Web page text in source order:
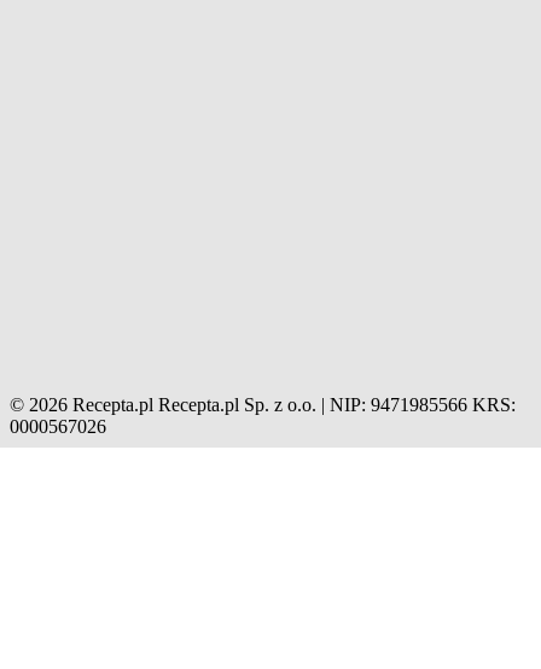
© 2026 Recepta.pl Recepta.pl Sp. z o.o. | NIP: 9471985566 KRS:
0000567026